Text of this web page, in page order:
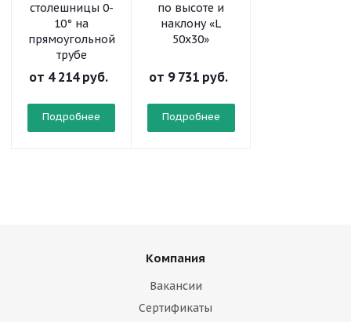
столешницы 0-
10° на
прямоугольной
трубе
от 4 214 руб.
Подробнее
по высоте и
наклону «L
50x30»
от 9 731 руб.
Подробнее
Компания
Вакансии
Сертификаты